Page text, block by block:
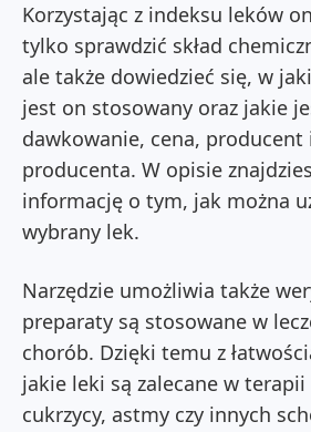
Korzystając z indeksu leków
tylko sprawdzić skład
ale także dowiedzieć się, w
jest on stosowany oraz jakie
dawkowanie, cena, producent
producenta. W opisie
informację o tym, jak można
wybrany lek.
Narzędzie umożliwia także
preparaty są stosowane w
chorób. Dzięki temu z
jakie leki są zalecane w
cukrzycy, astmy czy innych